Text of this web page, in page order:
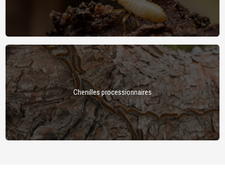
Chenilles processionnaires